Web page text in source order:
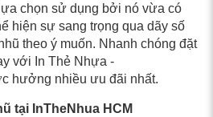
chọn sử dụng bởi nó vừa có
hiện sự sang trọng qua dãy số
theo ý muốn. Nhanh chóng đặt
với In Thẻ Nhựa -
hưởng nhiều ưu đãi nhất.
tại InTheNhua HCM